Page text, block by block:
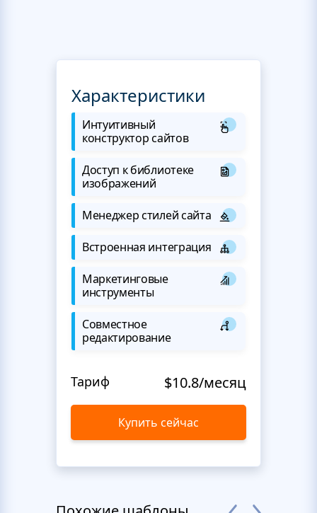
Характеристики
Интуитивный
конструктор сайтов
Доступ к библиотеке
изображений
Менеджер стилей сайта
Встроенная интеграция
Маркетинговые
инструменты
Совместное
редактирование
Тариф $10.8/месяц
Купить сейчас